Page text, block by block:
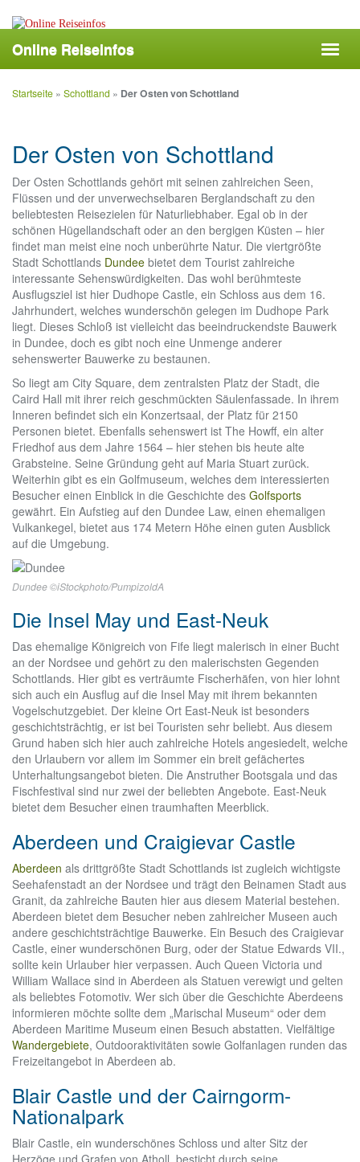
content
Online Reiseinfos
Startseite » Schottland » Der Osten von Schottland
Der Osten von Schottland
Der Osten Schottlands gehört mit seinen zahlreichen Seen,
Flüssen und der unverwechselbaren Berglandschaft zu den
beliebtesten Reisezielen für Naturliebhaber. Egal ob in der
schönen Hügellandschaft oder an den bergigen Küsten – hier
findet man meist eine noch unberührte Natur. Die viertgrößte
Stadt Schottlands Dundee bietet dem Tourist zahlreiche
interessante Sehenswürdigkeiten. Das wohl berühmteste
Ausflugsziel ist hier Dudhope Castle, ein Schloss aus dem 16.
Jahrhundert, welches wunderschön gelegen im Dudhope Park
liegt. Dieses Schloß ist vielleicht das beeindruckendste Bauwerk
in Dundee, doch es gibt noch eine Unmenge anderer
sehenswerter Bauwerke zu bestaunen.
So liegt am City Square, dem zentralsten Platz der Stadt, die
Caird Hall mit ihrer reich geschmückten Säulenfassade. In ihrem
Inneren befindet sich ein Konzertsaal, der Platz für 2150
Personen bietet. Ebenfalls sehenswert ist The Howff, ein alter
Friedhof aus dem Jahre 1564 – hier stehen bis heute alte
Grabsteine. Seine Gründung geht auf Maria Stuart zurück.
Weiterhin gibt es ein Golfmuseum, welches dem interessierten
Besucher einen Einblick in die Geschichte des Golfsports
gewährt. Ein Aufstieg auf den Dundee Law, einen ehemaligen
Vulkankegel, bietet aus 174 Metern Höhe einen guten Ausblick
auf die Umgebung.
Dundee ©iStockphoto/PumpizoldA
Die Insel May und East-Neuk
Das ehemalige Königreich von Fife liegt malerisch in einer Bucht
an der Nordsee und gehört zu den malerischsten Gegenden
Schottlands. Hier gibt es verträumte Fischerhäfen, von hier lohnt
sich auch ein Ausflug auf die Insel May mit ihrem bekannten
Vogelschutzgebiet. Der kleine Ort East-Neuk ist besonders
geschichtsträchtig, er ist bei Touristen sehr beliebt. Aus diesem
Grund haben sich hier auch zahlreiche Hotels angesiedelt, welche
den Urlaubern vor allem im Sommer ein breit gefächertes
Unterhaltungsangebot bieten. Die Anstruther Bootsgala und das
Fischfestival sind nur zwei der beliebten Angebote. East-Neuk
bietet dem Besucher einen traumhaften Meerblick.
Aberdeen und Craigievar Castle
Aberdeen als drittgrößte Stadt Schottlands ist zugleich wichtigste
Seehafenstadt an der Nordsee und trägt den Beinamen Stadt aus
Granit, da zahlreiche Bauten hier aus diesem Material bestehen.
Aberdeen bietet dem Besucher neben zahlreicher Museen auch
andere geschichtsträchtige Bauwerke. Ein Besuch des Craigievar
Castle, einer wunderschönen Burg, oder der Statue Edwards VII.,
sollte kein Urlauber hier verpassen. Auch Queen Victoria und
William Wallace sind in Aberdeen als Statuen verewigt und gelten
als beliebtes Fotomotiv. Wer sich über die Geschichte Aberdeens
informieren möchte sollte dem „Marischal Museum“ oder dem
Aberdeen Maritime Museum einen Besuch abstatten. Vielfältige
Wandergebiete, Outdooraktivitäten sowie Golfanlagen runden das
Freizeitangebot in Aberdeen ab.
Blair Castle und der Cairngorm-
Nationalpark
Blair Castle, ein wunderschönes Schloss und alter Sitz der
Herzöge und Grafen von Atholl, besticht durch seine